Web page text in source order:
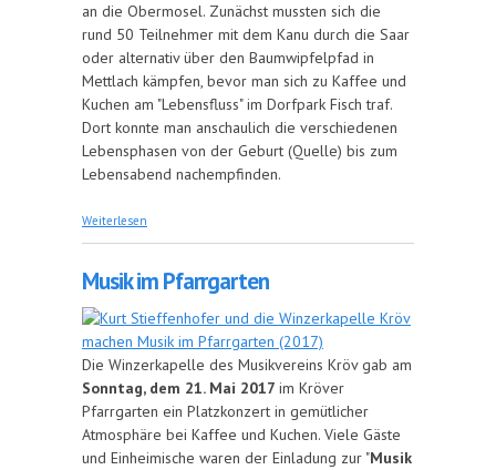
an die Obermosel. Zunächst mussten sich die
rund 50 Teilnehmer mit dem Kanu durch die Saar
oder alternativ über den Baumwipfelpfad in
Mettlach kämpfen, bevor man sich zu Kaffee und
Kuchen am "Lebensfluss" im Dorfpark Fisch traf.
Dort konnte man anschaulich die verschiedenen
Lebensphasen von der Geburt (Quelle) bis zum
Lebensabend nachempfinden.
Weiterlesen
Musik im Pfarrgarten
Die Winzerkapelle des Musikvereins Kröv gab am
Sonntag, dem 21. Mai 2017 im Kröver
Pfarrgarten ein Platzkonzert in gemütlicher
Atmosphäre bei Kaffee und Kuchen. Viele Gäste
und Einheimische waren der Einladung zur "Musik